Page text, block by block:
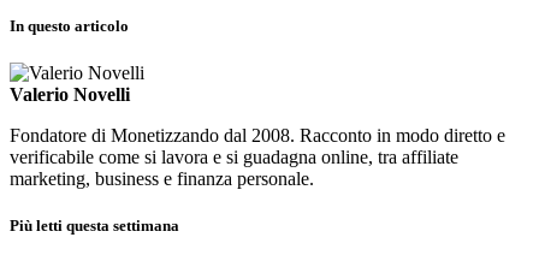
In questo articolo
Valerio Novelli
Fondatore di Monetizzando dal 2008. Racconto in modo diretto e
verificabile come si lavora e si guadagna online, tra affiliate
marketing, business e finanza personale.
Più letti questa settimana